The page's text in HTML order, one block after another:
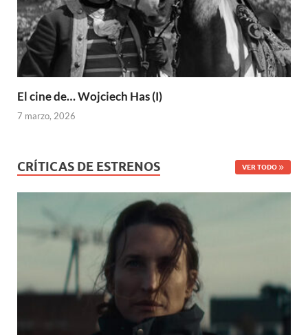
El cine de… Wojciech Has (I)
7 marzo, 2026
CRÍTICAS DE ESTRENOS VER TODO